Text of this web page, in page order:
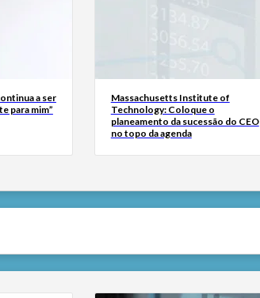
a ser
para mim”
Massachusetts Institute of
Technology: Coloque o
planeamento da sucessão do CEO
no topo da agenda